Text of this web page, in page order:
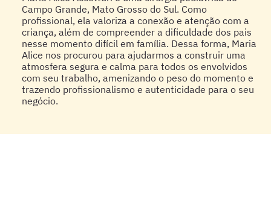
Campo Grande, Mato Grosso do Sul. Como
profissional, ela valoriza a conexão e atenção com a
criança, além de compreender a dificuldade dos pais
nesse momento difícil em família. Dessa forma, Maria
Alice nos procurou para ajudarmos a construir uma
atmosfera segura e calma para todos os envolvidos
com seu trabalho, amenizando o peso do momento e
trazendo profissionalismo e autenticidade para o seu
negócio.